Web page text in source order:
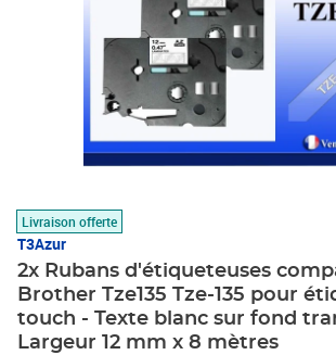
Livraison offerte
T3Azur
2x Rubans d'étiqueteuses
Brother Tze135 Tze-135 pour
touch - Texte blanc sur fond
Largeur 12 mm x 8 mètres